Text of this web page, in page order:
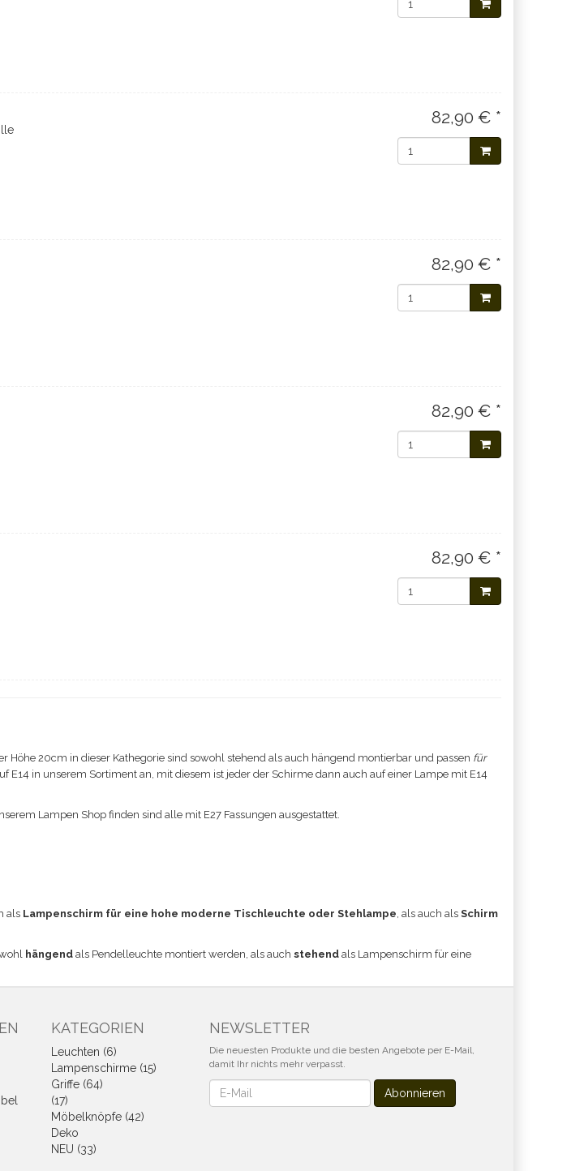
82,90 € *
82,90 € *
82,90 € *
82,90 € *
20cm in dieser Kathegorie sind sowohl stehend als auch hängend montierbar und passen für
E14 in unserem Sortiment an, mit diesem ist jeder der Schirme dann auch auf einer Lampe mit E14
Lampen Shop finden sind alle mit E27 Fassungen ausgestattet.
als Lampenschirm für eine hohe moderne Tischleuchte oder Stehlampe, als auch als Schirm
hängend als Pendelleuchte montiert werden, als auch stehend als Lampenschirm für eine
KATEGORIEN
Leuchten (6)
Lampenschirme (15)
Griffe (64)
(17)
Möbelknöpfe (42)
Deko
NEU (33)
NEWSLETTER
Die neuesten Produkte und die besten Angebote per E-Mail,
damit Ihr nichts mehr verpasst.
Newsletter Abonnieren